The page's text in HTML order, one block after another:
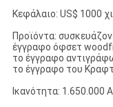
Κεφάλαιο: US$ 1000
Προϊόντα:
έγγραφο όφσετ
το έγγραφο
το έγγραφο του
Ικανότητα: 1.650.000